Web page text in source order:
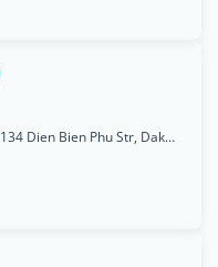
4th Floor, Gro Center Building, 132-134 Dien Bien Phu Str, Dakao Ward, Dist 1, HCMC, Ho Chi Minh City